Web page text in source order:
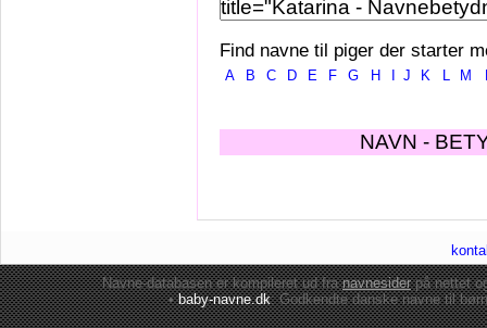
Find navne til piger der starter
A B C D E F G H J K L M
NAVN -
Navne-databasen er kompileret ud franavnesiderpå nettet
•baby-navne.dk: Godkendte danskenavne til børn